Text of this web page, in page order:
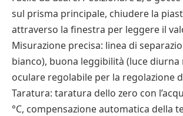
sul prisma principale, chiudere la
attraverso la finestra per leggere il
Misurazione precisa: linea di
bianco), buona leggibilità (luce diurna
oculare regolabile per la regolazione
Taratura: taratura dello zero con
°C, compensazione automatica della